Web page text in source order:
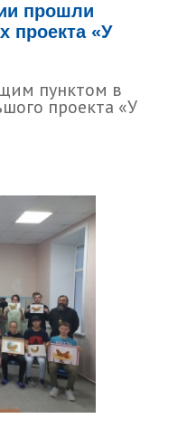
прошли
проекта «У
пунктом в
проекта «У